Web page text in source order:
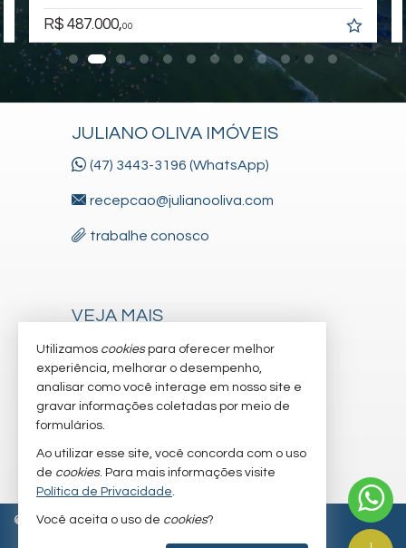
R$ 487.000,00
JULIANO OLIVA IMÓVEIS
(47) 3443-3196 (WhatsApp)
recepcao@julianooliva.com
trabalhe conosco
VEJA MAIS
receba nosso newsletter
cadastre seu imóvel
imóveis favoritos
mapa de imóveis
© 2026 CRECI/SC 6.830-J Política de Privacidade
Utilizamos cookiespara oferecer melhor
experiência, melhorar o desempenho,
analisar como você interage em nosso site e
gravar informações coletadas por meio de
formulários.
Ao utilizar esse site, você concorda com o uso
de cookies. Para mais informações visite
Política de Privacidade.
Você aceita o uso de cookies?